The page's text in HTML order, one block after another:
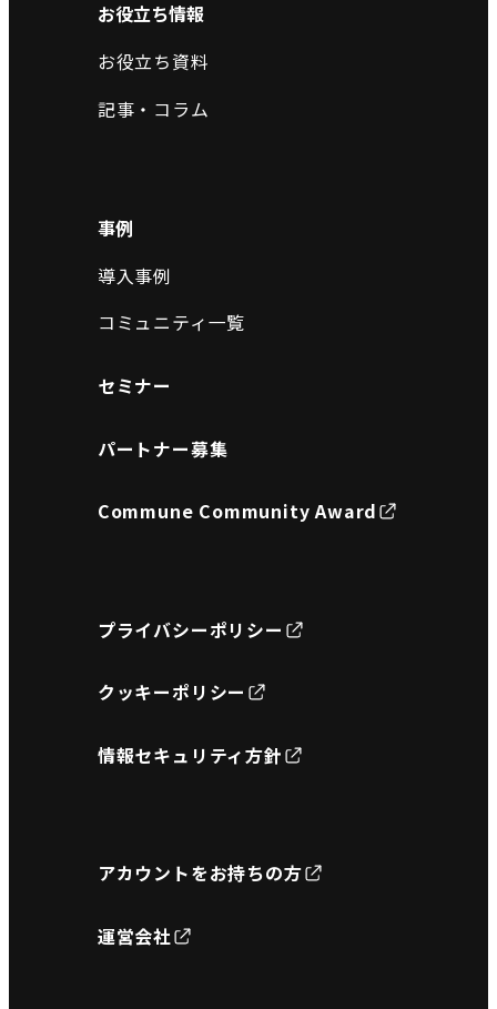
お役立ち情報
お役立ち資料
記事・コラム
事例
導入事例
コミュニティ一覧
セミナー
パートナー募集
Commune Community Award
プライバシーポリシー
クッキーポリシー
情報セキュリティ方針
アカウントをお持ちの方
運営会社